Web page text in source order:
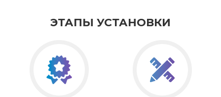
ЭТАПЫ УСТАНОВКИ